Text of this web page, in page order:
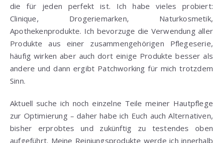
die für jeden perfekt ist. Ich habe vieles probiert:
Clinique, Drogeriemarken, Naturkosmetik,
Apothekenprodukte. Ich bevorzuge die Verwendung aller
Produkte aus einer zusammengehörigen Pflegeserie,
häufig wirken aber auch dort einige Produkte besser als
andere und dann ergibt Patchworking für mich trotzdem
Sinn.
Aktuell suche ich noch einzelne Teile meiner Hautpflege
zur Optimierung – daher habe ich Euch auch Alternativen,
bisher erprobtes und zukünftig zu testendes oben
aufgeführt. Meine Reiniungsprodukte werde ich innerhalb